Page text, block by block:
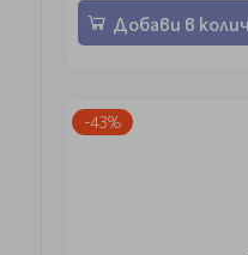
Добави в
-43%